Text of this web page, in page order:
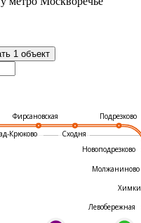
1 объект
Фирсановская
Сходня
Подрезково
Новоподрезково
Молжаниново
Химки
Левобережная
Крюково